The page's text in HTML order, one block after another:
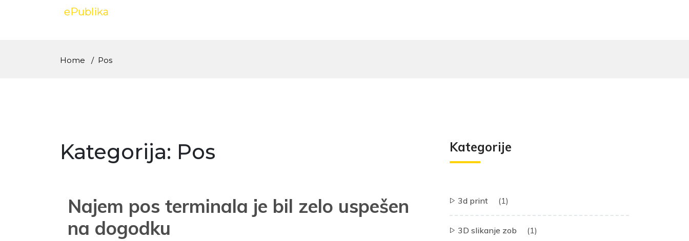
ePublika
Home Pos
Kategorija: Pos
Najem pos terminala je bil zelo uspešen
na dogodku
Kategorije
3d print (1)
3D slikanje zob (1)